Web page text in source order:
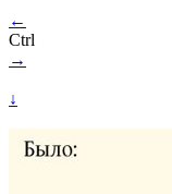
←
Ctrl
→
↓